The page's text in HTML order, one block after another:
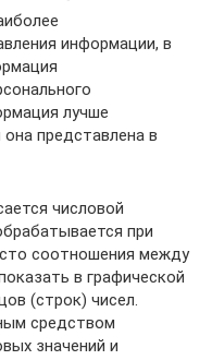
информации, в
лучше
представлена в
числовой
при
соотношения между
в графической
(строк) чисел.
средством
значений и